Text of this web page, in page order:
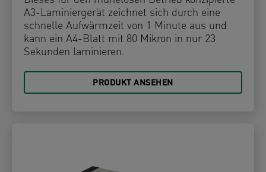
A3-Laminiergerät zeichnet sich durch eine
schnelle Aufwärmzeit von 1 Minute aus und
kann ein A4-Blatt mit 80 Mikron in nur 23
Sekunden laminieren.
PRODUKT ANSEHEN